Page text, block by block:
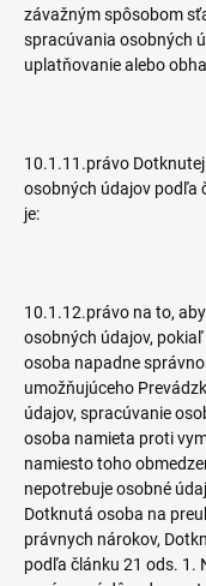
závažným spôsobom
spracúvania osobných
uplatňovanie alebo
10.1.11.právo
osobných údajov podľa
je:
10.1.12.právo na to,
osobných údajov,
osoba napadne
umožňujúceho
údajov, spracúvanie
osoba namieta proti
namiesto toho
nepotrebuje osobné
Dotknutá osoba na
právnych nárokov,
podľa článku 21 ods. 1.